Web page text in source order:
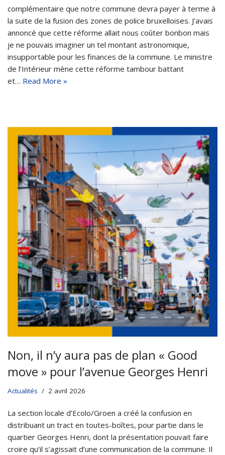
complémentaire que notre commune devra payer à terme à
la suite de la fusion des zones de police bruxelloises. J’avais
annoncé que cette réforme allait nous coûter bonbon mais
je ne pouvais imaginer un tel montant astronomique,
insupportable pour les finances de la commune. Le ministre
de l’Intérieur mène cette réforme tambour battant
et… Read More »
Non, il n’y aura pas de plan « Good
move » pour l’avenue Georges Henri
Actualités 2 avril 2026
La section locale d’Ecolo/Groen a créé la confusion en
distribuant un tract en toutes-boîtes, pour partie dans le
quartier Georges Henri, dont la présentation pouvait faire
croire qu’il s’agissait d’une communication de la commune. Il